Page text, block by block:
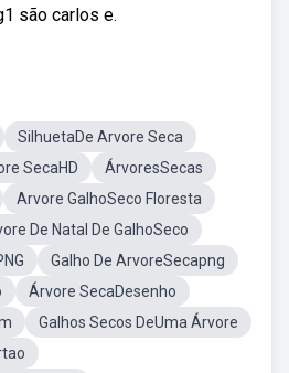
são carlos e.
SilhuetaDe Arvore Seca
SecaHD
ÁrvoresSecas
Arvore GalhoSeco Floresta
De Natal De GalhoSeco
Galho De ArvoreSecapng
Árvore SecaDesenho
Galhos Secos DeUma Árvore